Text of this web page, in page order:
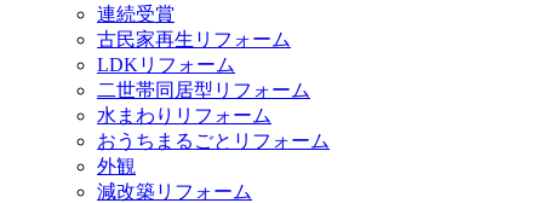
連続受賞
古民家再生リフォーム
LDKリフォーム
二世帯同居型リフォーム
水まわりリフォーム
おうちまるごとリフォーム
外観
減改築リフォーム